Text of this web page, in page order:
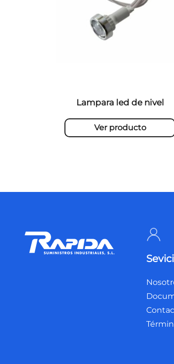
Lampara led de nivel
Ver producto